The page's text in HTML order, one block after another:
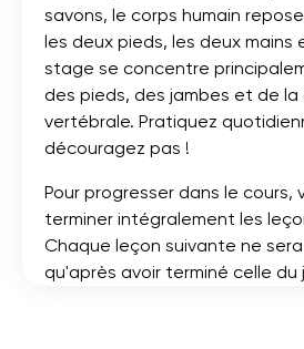
savons, le corps humain
les deux pieds, les deux mains
stage se concentre
des pieds, des jambes et de la
vertébrale. Pratiquez
découragez pas !
Pour progresser dans le cours,
terminer intégralement les
Chaque leçon suivante ne
qu'après avoir terminé celle du